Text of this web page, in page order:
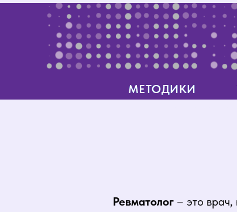
МЕТОДИКИ
МЕТОДИКИ
МЕТОДИКИ
МЕТОДИКИ
Ревматолог – это